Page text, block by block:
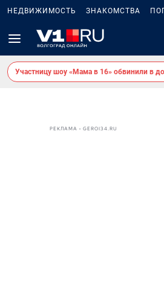
НЕДВИЖИМОСТЬ ЗНАКОМСТВА
Участницу шоу «Мама в 16» обвинили в
РЕКЛАМА • GEROI34.RU